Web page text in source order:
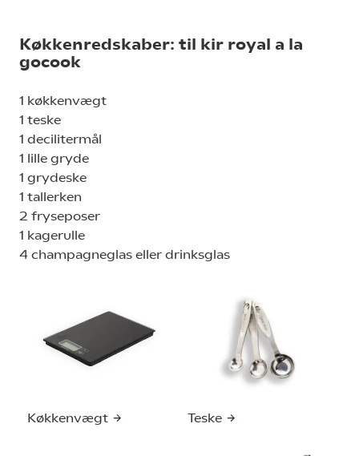
Køkkenredskaber: til kir royal a la
gocook
1 køkkenvægt
1 teske
1 decilitermål
1 lille gryde
1 grydeske
1 tallerken
2 fryseposer
1 kagerulle
4 champagneglas eller drinksglas
Køkkenvægt Teske